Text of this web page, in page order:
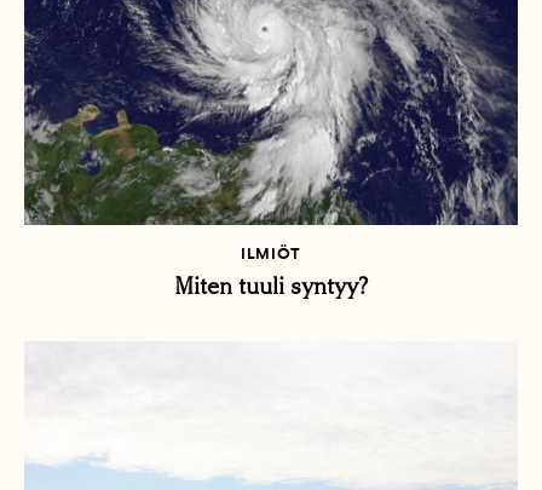
ILMIÖT
Miten tuuli syntyy?